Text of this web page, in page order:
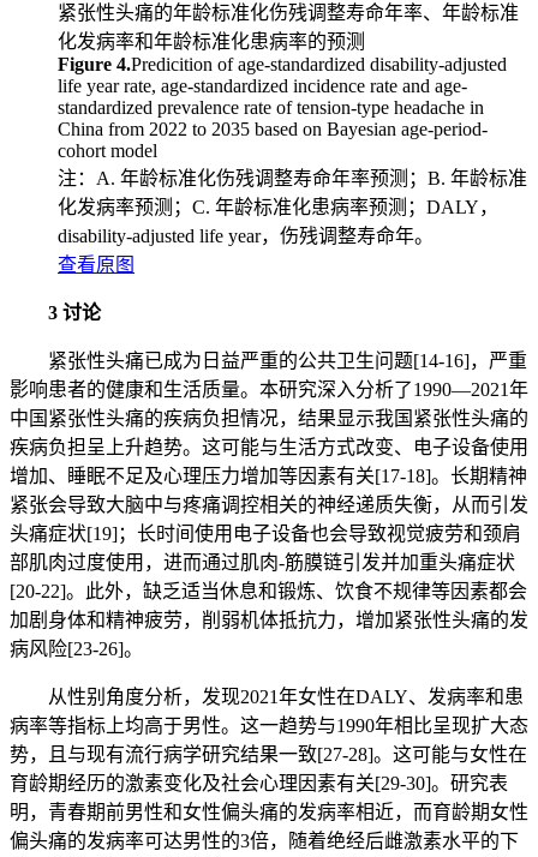
紧张性头痛的年龄标准化伤残调整寿命年率、年龄标准
化发病率和年龄标准化患病率的预测
Figure 4.Predicition of age-standardized disability-adjusted
life year rate, age-standardized incidence rate and age-
standardized prevalence rate of tension-type headache in
China from 2022 to 2035 based on Bayesian age-period-
cohort model
注：A. 年龄标准化伤残调整寿命年率预测；B. 年龄标准
化发病率预测；C. 年龄标准化患病率预测；DALY，
disability-adjusted life year，伤残调整寿命年。
查看原图
3 讨论
紧张性头痛已成为日益严重的公共卫生问题[14-16]，严重
影响患者的健康和生活质量。本研究深入分析了1990—2021年
中国紧张性头痛的疾病负担情况，结果显示我国紧张性头痛的
疾病负担呈上升趋势。这可能与生活方式改变、电子设备使用
增加、睡眠不足及心理压力增加等因素有关[17-18]。长期精神
紧张会导致大脑中与疼痛调控相关的神经递质失衡，从而引发
头痛症状[19]；长时间使用电子设备也会导致视觉疲劳和颈肩
部肌肉过度使用，进而通过肌肉-筋膜链引发并加重头痛症状
[20-22]。此外，缺乏适当休息和锻炼、饮食不规律等因素都会
加剧身体和精神疲劳，削弱机体抵抗力，增加紧张性头痛的发
病风险[23-26]。
从性别角度分析，发现2021年女性在DALY、发病率和患
病率等指标上均高于男性。这一趋势与1990年相比呈现扩大态
势，且与现有流行病学研究结果一致[27-28]。这可能与女性在
育龄期经历的激素变化及社会心理因素有关[29-30]。研究表
明，青春期前男性和女性偏头痛的发病率相近，而育龄期女性
偏头痛的发病率可达男性的3倍，随着绝经后雌激素水平的下